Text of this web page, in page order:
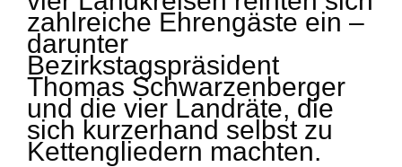
zahlreiche Ehrengäste ein –
darunter
Bezirkstagspräsident
Thomas Schwarzenberger
und die vier Landräte, die
sich kurzerhand selbst zu
Kettengliedern machten.